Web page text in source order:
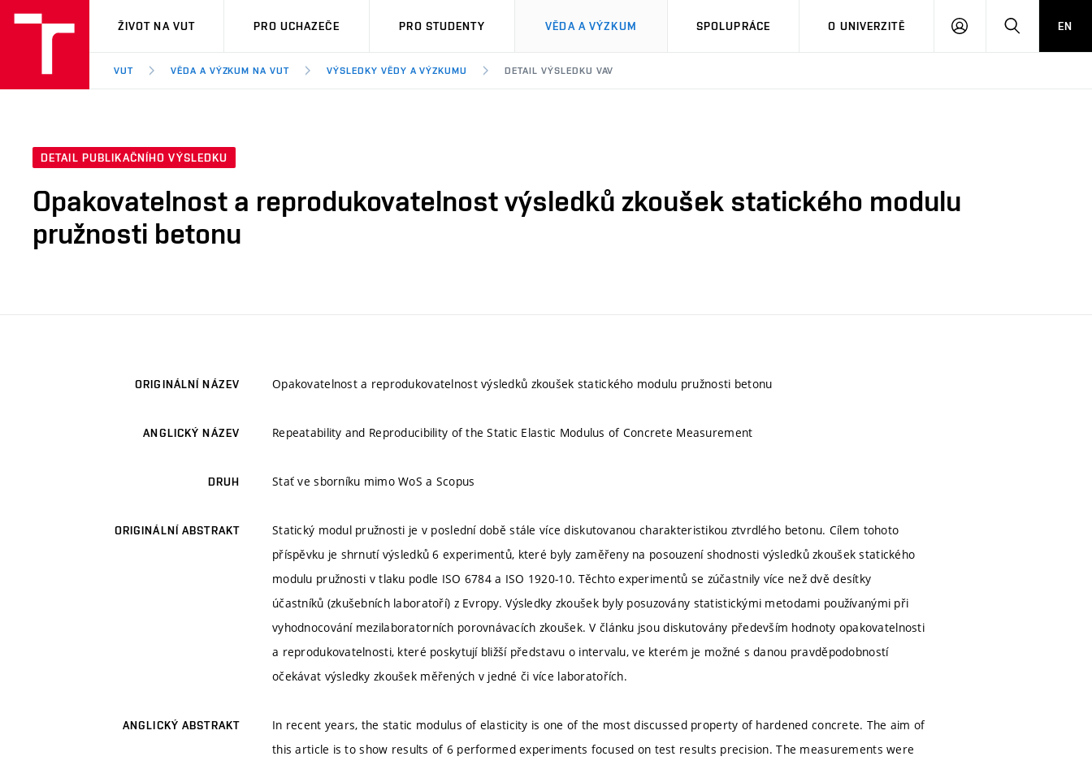
VUT
ŽIVOT NA VUT PRO UCHAZEČE PRO STUDENTY VĚDA A VÝZKUM SPOLUPRÁCE O UNIVERZITĚ
PŘIHLÁSIT HLEDATEN
VUT VĚDA A VÝZKUM NA VUT VÝSLEDKY VĚDY A VÝZKUMU DETAIL VÝSLEDKU VAV
DETAIL PUBLIKAČNÍHO VÝSLEDKU
Opakovatelnost a reprodukovatelnost výsledků zkoušek statického modulu
pružnosti betonu
ORIGINÁLNÍ NÁZEV Opakovatelnost a reprodukovatelnost výsledků zkoušek statického modulu pružnosti betonu
ANGLICKÝ NÁZEV Repeatability and Reproducibility of the Static Elastic Modulus of Concrete Measurement
DRUH Stať ve sborníku mimo WoS a Scopus
ORIGINÁLNÍ ABSTRAKT
Statický modul pružnosti je v poslední době stále více diskutovanou charakteristikou ztvrdlého betonu. Cílem tohoto
příspěvku je shrnutí výsledků 6 experimentů, které byly zaměřeny na posouzení shodnosti výsledků zkoušek statického
modulu pružnosti v tlaku podle ISO 6784 a ISO 1920-10. Těchto experimentů se zúčastnily více než dvě desítky
účastníků (zkušebních laboratoří) z Evropy. Výsledky zkoušek byly posuzovány statistickými metodami používanými při
vyhodnocování mezilaboratorních porovnávacích zkoušek. V článku jsou diskutovány především hodnoty opakovatelnosti
a reprodukovatelnosti, které poskytují bližší představu o intervalu, ve kterém je možné s danou pravděpodobností
očekávat výsledky zkoušek měřených v jedné či více laboratořích.
ANGLICKÝ ABSTRAKT
In recent years, the static modulus of elasticity is one of the most discussed property of hardened concrete. The aim of
this article is to show results of 6 performed experiments focused on test results precision. The measurements were